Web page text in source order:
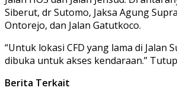
Siberut, dr Sutomo, Jaksa Agung
Ontorejo, dan Jalan Gatutkoco.
“Untuk lokasi CFD yang lama di Jalan
dibuka untuk akses kendaraan.”
Berita Terkait